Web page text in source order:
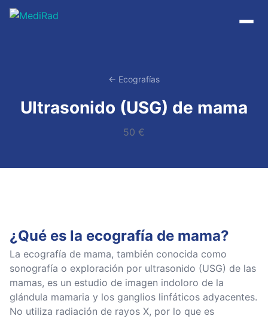
Saltar
← Ecografías
Ultrasonido (USG) de mama
50 €
¿Qué es la ecografía de mama?
La ecografía de mama, también conocida como
sonografía o exploración por ultrasonido (USG) de las
mamas, es un estudio de imagen indoloro de la
glándula mamaria y los ganglios linfáticos adyacentes.
No utiliza radiación de rayos X, por lo que es